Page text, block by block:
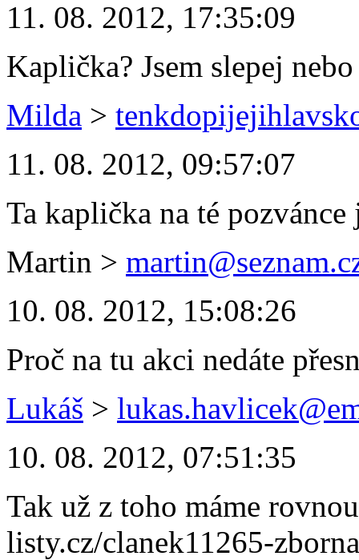
11. 08. 2012, 17:35:09
Kaplička? Jsem slepej
Milda >
11. 08. 2012, 09:57:07
Ta kaplička na té pozvánce
Martin >
10. 08. 2012, 15:08:26
Proč na tu akci nedáte
Lukáš >
10. 08. 2012, 07:51:35
Tak už z toho máme
listy.cz/clanek11265-